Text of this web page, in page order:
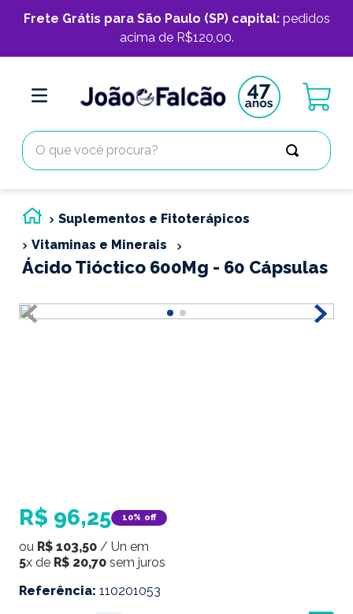
Frete Grátis para São Paulo (SP) capital:pedidos
acima de R$120,00.
O que você procura?
Suplementos e Fitoterápicos
Vitaminas e Minerais
Ácido Tióctico 600Mg - 60 Cápsulas
R$ 96,25 10% off
ou R$ 103,50 / Un em
5x de R$ 20,70 sem juros
Referência: 110201053